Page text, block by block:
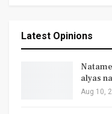
Latest Opinions
alyas
Aug 10,